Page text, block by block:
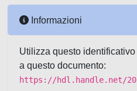
Informazioni
Utilizza questo
a questo documento:
https://hdl.handle.net/